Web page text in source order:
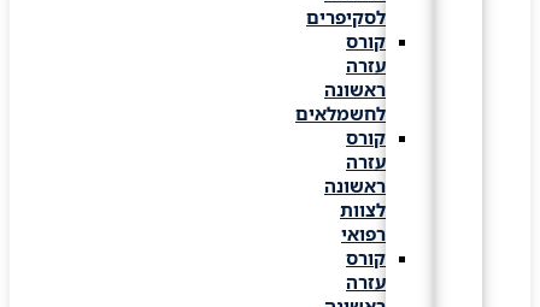
לסקיפרים
קורס
עזרה
ראשונה
לחשמלאים
קורס
עזרה
ראשונה
לצוות
רפואי
קורס
עזרה